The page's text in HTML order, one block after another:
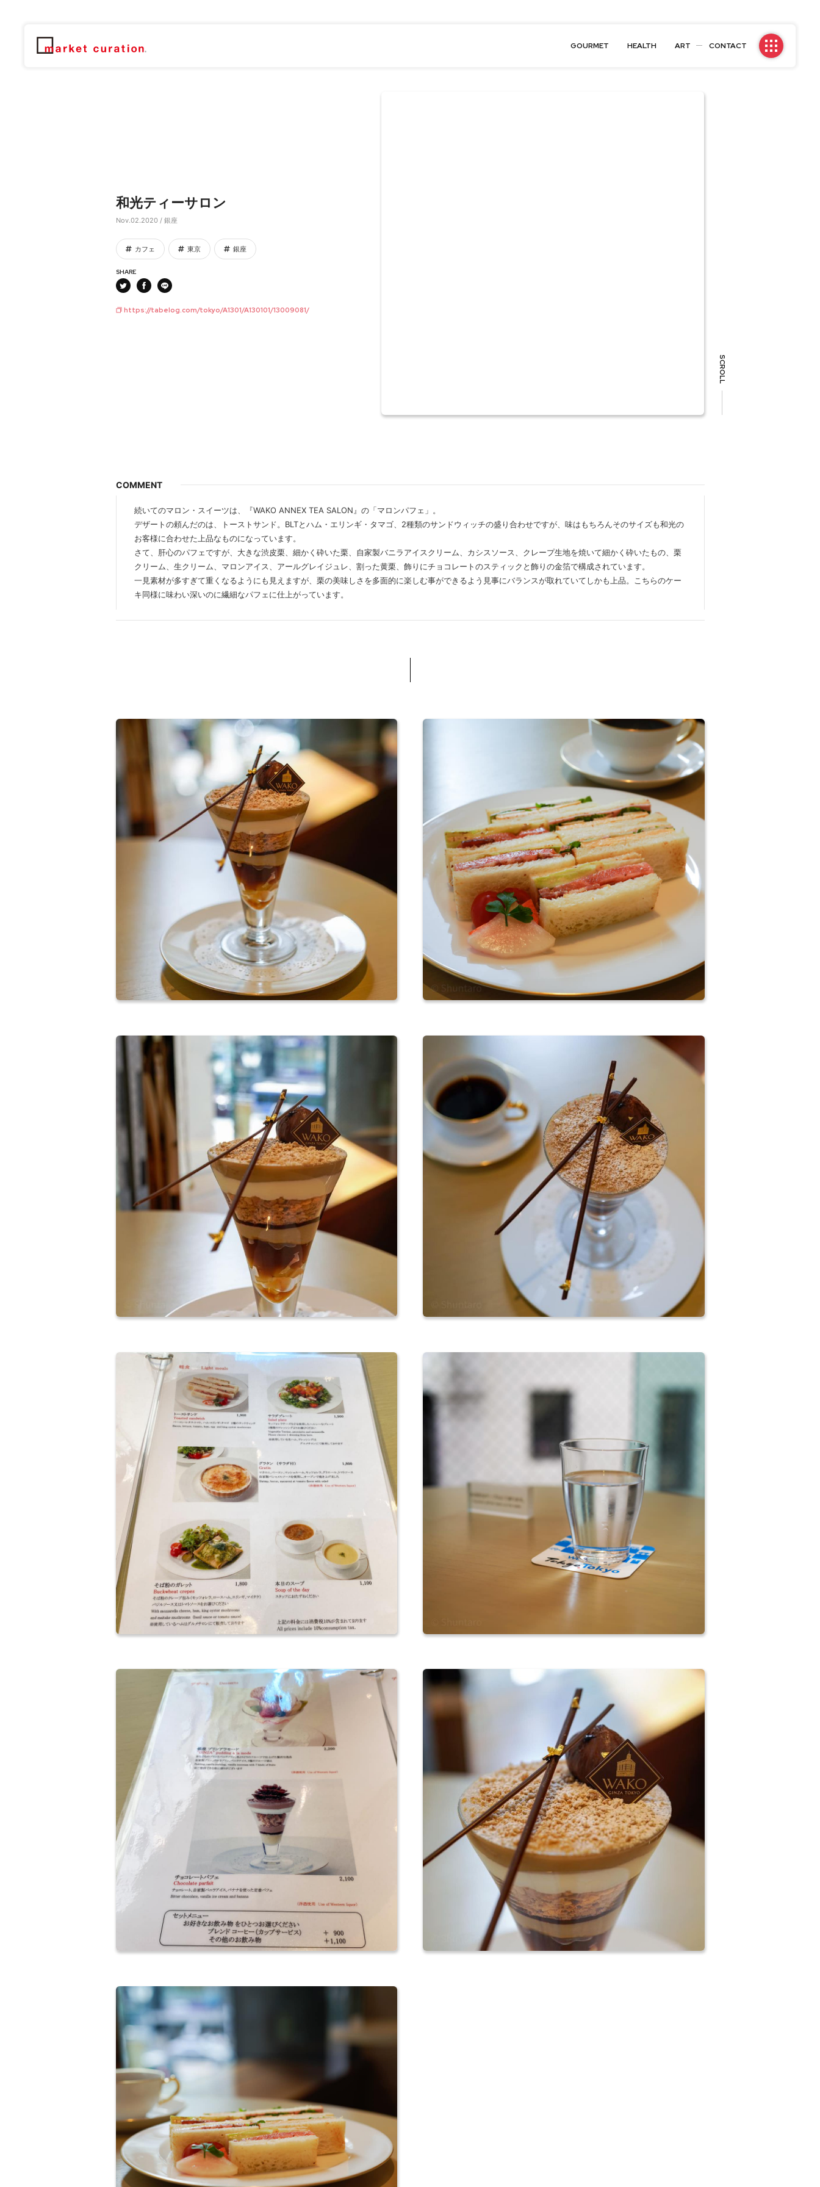
GOURMET HEALTH ART CONTACT
和光ティーサロン
Nov.02.2020 / 銀座
カフェ 東京 銀座
SHARE
https://tabelog.com/tokyo/A1301/A130101/13009081/
SCROLL
COMMENT
続いてのマロン・スイーツは、『WAKO ANNEX TEA SALON』の「マロンパフェ」。
デザートの頼んだのは、トーストサンド。BLTとハム・エリンギ・タマゴ、2種類のサンドウィッチの盛り合わせですが、味はもちろんそのサイズも和光の
お客様に合わせた上品なものになっています。
さて、肝心のパフェですが、大きな渋皮栗、細かく砕いた栗、自家製バニラアイスクリーム、カシスソース、クレープ生地を焼いて細かく砕いたもの、栗
クリーム、生クリーム、マロンアイス、アールグレイジュレ、割った黄栗、飾りにチョコレートのスティックと飾りの金箔で構成されています。
一見素材が多すぎて重くなるようにも見えますが、栗の美味しさを多面的に楽しむ事ができるよう見事にバランスが取れていてしかも上品。こちらのケー
キ同様に味わい深いのに繊細なパフェに仕上がっています。